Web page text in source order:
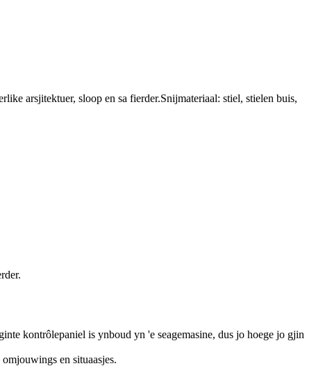
arsjitektuer, sloop en sa fierder.Snijmateriaal: stiel, stielen buis,
kontrôlepaniel is ynboud yn 'e seagemasine, dus jo hoege jo gjin
en situaasjes.